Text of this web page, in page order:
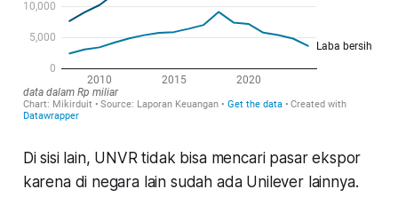
Di sisi lain, UNVR tidak bisa mencari pasar ekspor
karena di negara lain sudah ada Unilever lainnya.